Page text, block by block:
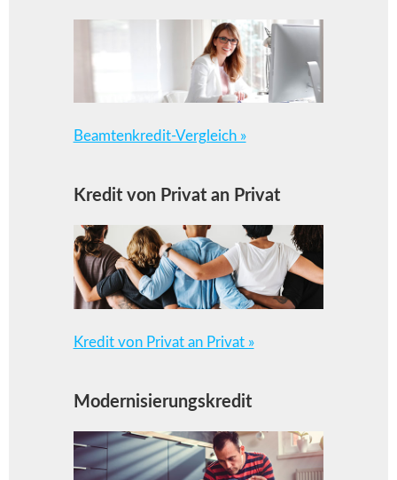
Beamtenkredit-Vergleich »
Kredit von Privat an Privat
Kredit von Privat an Privat »
Modernisierungskredit